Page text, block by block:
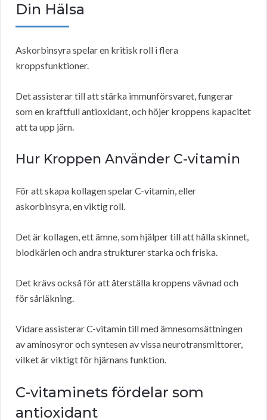
Din Hälsa
Askorbinsyra spelar en kritisk roll i flera
kroppsfunktioner.
Det assisterar till att stärka immunförsvaret, fungerar
som en kraftfull antioxidant, och höjer kroppens kapacitet
att ta upp järn.
Hur Kroppen Använder C-vitamin
För att skapa kollagen spelar C-vitamin, eller
askorbinsyra, en viktig roll.
Det är kollagen, ett ämne, som hjälper till att hålla skinnet,
blodkärlen och andra strukturer starka och friska.
Det krävs också för att återställa kroppens vävnad och
för sårläkning.
Vidare assisterar C-vitamin till med ämnesomsättningen
av aminosyror och syntesen av vissa neurotransmittorer,
vilket är viktigt för hjärnans funktion.
C-vitaminets fördelar som
antioxidant